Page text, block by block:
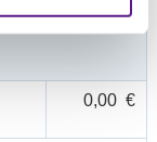
0,00 €